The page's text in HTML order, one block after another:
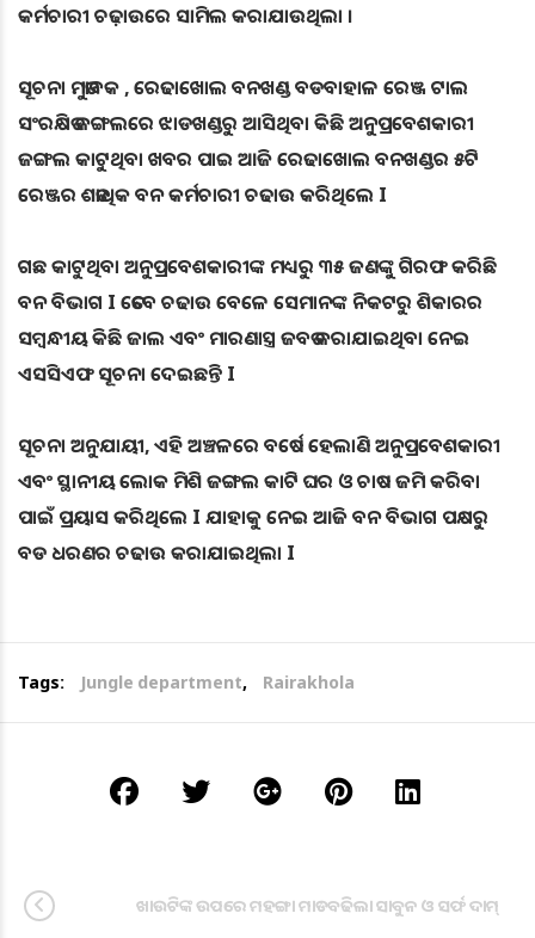
କର୍ମଚାରୀ ଚଢ଼ାଉରେ ସାମିଲ କରାଯାଉଥିଲା ।
ସୂଚନା ମୁତାବକ , ରେଢାଖୋଲ ବନଖଣ୍ଡ ବଡବାହାଳ ରେଞ୍ଜ ଟାଲ
ସଂରକ୍ଷିତ ଜଙ୍ଗଲରେ ଝାଡଖଣ୍ଡରୁ ଆସିଥିବା କିଛି ଅନୁପ୍ରବେଶକାରୀ
ଜଙ୍ଗଲ କାଟୁଥିବା ଖବର ପାଇ ଆଜି ରେଢାଖୋଲ ବନଖଣ୍ଡର ୫ଟି
ରେଞ୍ଜର ଶତାଧିକ ବନ କର୍ମଚାରୀ ଚଢାଉ କରିଥିଲେ I
ଗଛ କାଟୁଥିବା ଅନୁପ୍ରବେଶକାରୀଙ୍କ ମଧ୍ୟରୁ ୩୫ ଜଣଙ୍କୁ ଗିରଫ କରିଛି
ବନ ବିଭାଗ I ତେବେ ଚଢାଉ ବେଳେ ସେମାନଙ୍କ ନିକଟରୁ ଶିକାରର
ସମ୍ବନ୍ଧୀୟ କିଛି ଜାଲ ଏବଂ ମାରଣାସ୍ତ୍ର ଜବତ କରାଯାଇଥିବା ନେଇ
ଏସସିଏଫ ସୂଚନା ଦେଇଛନ୍ତି I
ସୂଚନା ଅନୁଯାୟୀ, ଏହି ଅଞ୍ଚଳରେ ବର୍ଷେ ହେଲାଣି ଅନୁପ୍ରବେଶକାରୀ
ଏବଂ ସ୍ଥାନୀୟ ଲୋକ ମିଶି ଜଙ୍ଗଲ କାଟି ଘର ଓ ଚାଷ ଜମି କରିବା
ପାଇଁ ପ୍ରୟାସ କରିଥିଲେ I ଯାହାକୁ ନେଇ ଆଜି ବନ ବିଭାଗ ପକ୍ଷରୁ
ବଡ ଧରଣର ଚଢାଉ କରାଯାଇଥିଲା I
Tags: Jungle department, Rairakhola
ଖାଉଟିଙ୍କ ଉପରେ ମହଙ୍ଗା ମାଡ : ବଢିଲା ସାବୁନ ଓ ସର୍ଫ ଦାମ୍